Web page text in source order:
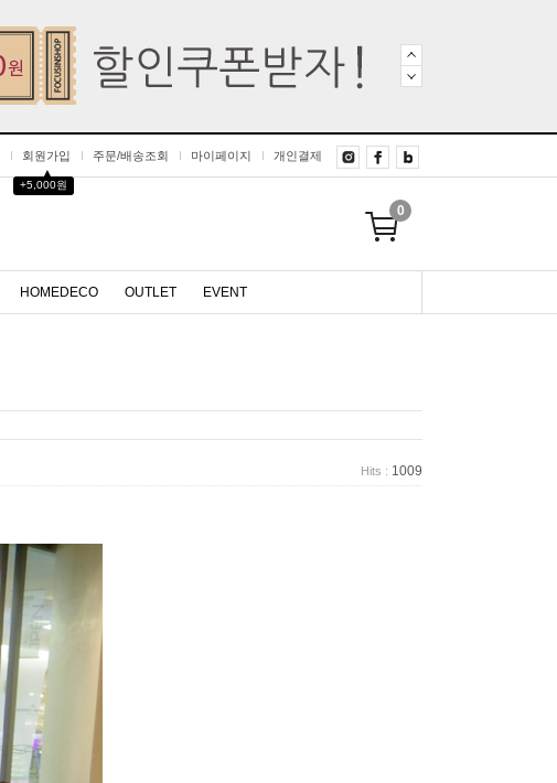
회원가입
▲
+5,000원
주문/배송조회 마이페이지 개인결제
0
HOMEDECO OUTLET EVENT
Hits : 1009